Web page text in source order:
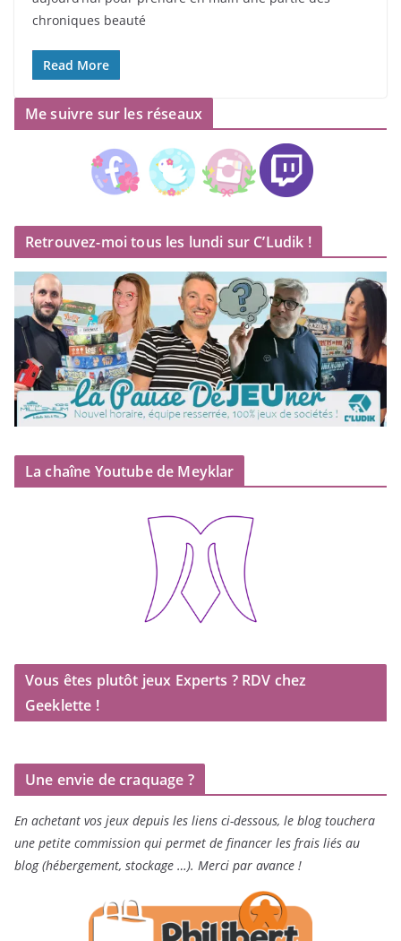
chroniques beauté
Read More
Me suivre sur les réseaux
Retrouvez-moi tous les lundi sur C’Ludik !
La chaîne Youtube de Meyklar
Vous êtes plutôt jeux Experts ? RDV chez
Geeklette !
Une envie de craquage ?
En achetant vos jeux depuis les liens ci-dessous, le blog touchera
une petite commission qui permet de financer les frais liés au
blog (hébergement, stockage …). Merci par avance !